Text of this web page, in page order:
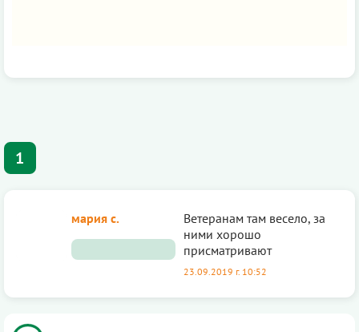
1
мария с.
Ветеранам там весело, за
ними хорошо
присматривают
23.09.2019 г. 10:52